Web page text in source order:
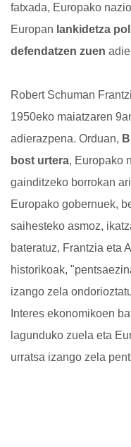
fatxada, Europako
Europan lankidetza
defendatzen zuen
Robert Schuman
1950eko maiatzaren
adierazpena. Orduan,
bost urtera, Europako
gainditzeko borrokan
Europako gobernuek,
saihesteko asmoz,
bateratuz, Frantzia eta
historikoak,
izango zela
Interes ekonomikoen
lagunduko zuela eta
urratsa izango zela